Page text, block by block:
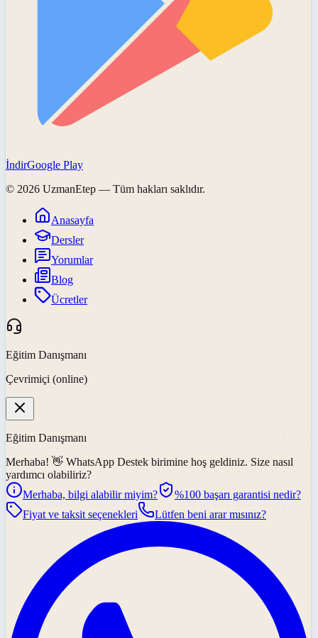
İndirGoogle Play
© 2026 UzmanEtep — Tüm hakları saklıdır.
Anasayfa
Dersler
Yorumlar
Blog
Ücretler
Eğitim Danışmanı
Çevrimiçi (online)
Eğitim Danışmanı
Merhaba! 👋 WhatsApp Destek birimine hoş geldiniz. Size nasıl
yardımcı olabiliriz?
Merhaba, bilgi alabilir miyim?
%100 başarı garantisi nedir?
Fiyat ve taksit seçenekleri
Lütfen beni arar mısınız?